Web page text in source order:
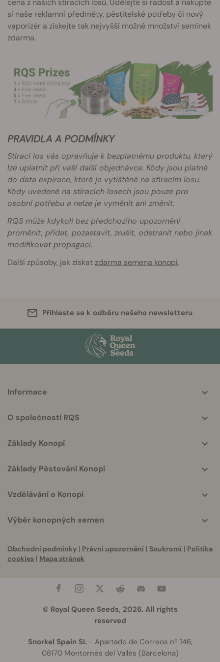
cena z našich stíracích losů. Udělejte si radost a nakupte
si naše reklamní předměty, pěstitelské potřeby či nový
vaporizér a získejte tak nejvyšší možné množství semínek
zdarma.
PRAVIDLA A PODMÍNKY
Stírací los vás opravňuje k bezplatnému produktu, který
lze uplatnit při vaší další objednávce. Kódy jsou platné
do data expirace, které je vytištěné na stíracím losu.
Kódy uvedené na stíracích losech jsou pouze pro
osobní potřebu a nelze je vyměnit ani změnit.
RQS může kdykoli bez předchozího upozornění
proměnit, přidat, pozastavit, zrušit, odstranit nebo jinak
modifikovat propagaci.
Další způsoby, jak získatzdarma semena konopí.
Přihlaste se k odběru našeho newsletteru
helpful
Informace
O společnosti RQS
Základy Konopí
Základy Pěstování Konopí
Vzdělávání o Konopí
Výběr konopných semen
Obchodní podmínky | Právní upozornění | Soukromí | Politika
cookies | Mapa stránek
© Royal Queen Seeds, 2026. All rights
reserved
Snorkel Spain SL- Apartado de Correos nº 146,
08170 Montornès del Vallès (Barcelona)